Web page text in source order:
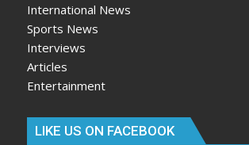
International News
Sports News
Interviews
Articles
Entertainment
LIKE US ON FACEBOOK